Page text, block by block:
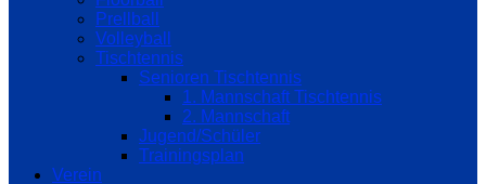
Prellball
Volleyball
Tischtennis
Senioren Tischtennis
1. Mannschaft Tischtennis
2. Mannschaft
Jugend/Schüler
Trainingsplan
Verein